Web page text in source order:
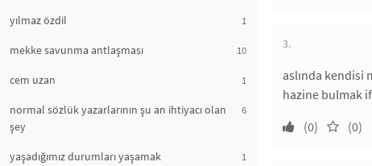
yılmaz özdil 1
mekke savunma antlaşması 10
cem uzan 1
normal sözlük yazarlarının şu an ihtiyacı olan
şey
6
yaşadığımız durumları yaşamak 1
3.
aslında kendisi
hazine bulmak
(0)
(0)